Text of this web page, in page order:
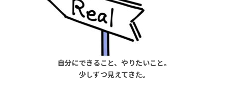
自分にできること、やりたいこと。
少しずつ見えてきた。